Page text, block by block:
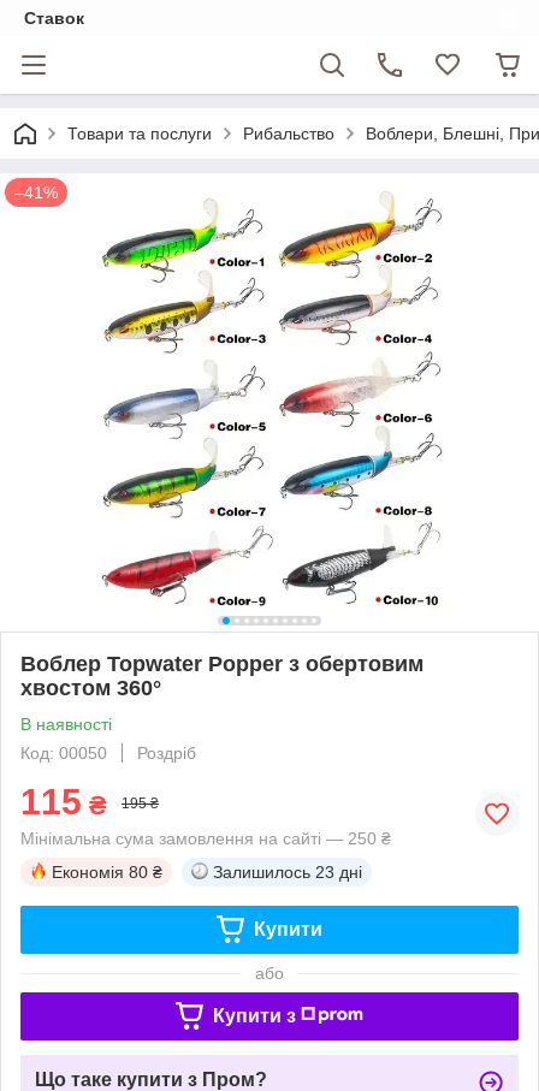
Ставок
Товари та послуги Рибальство Воблери, Блешні,
–41%
Воблер Topwater Popper з обертовим
хвостом 360°
В наявності
Код: 00050
Роздріб
115 ₴ 195 ₴
Мінімальна сума замовлення на сайті — 250 ₴
Економія 80 ₴ Залишилось 23 дні
Купити
або
Купити з
Що таке купити з Пром?